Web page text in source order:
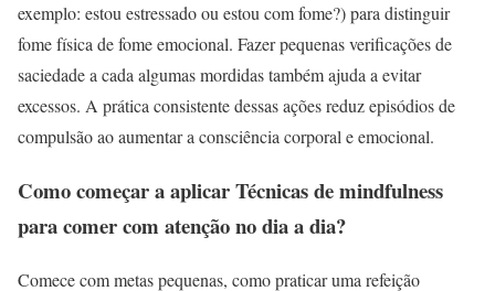
exemplo: estou estressado ou estou com fome?) para distinguir
fome física de fome emocional. Fazer pequenas verificações de
saciedade a cada algumas mordidas também ajuda a evitar
excessos. A prática consistente dessas ações reduz episódios de
compulsão ao aumentar a consciência corporal e emocional.
Como começar a aplicar Técnicas de mindfulness
para comer com atenção no dia a dia?
Comece com metas pequenas, como praticar uma refeição